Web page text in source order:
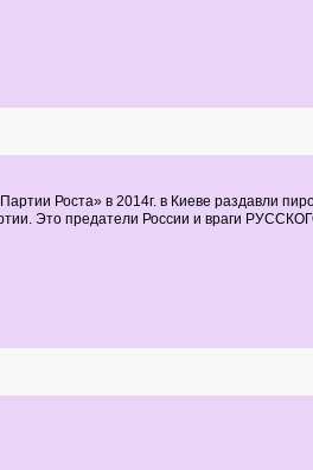
Роста» в 2014г. в Киеве раздавли
Это предатели России и враги